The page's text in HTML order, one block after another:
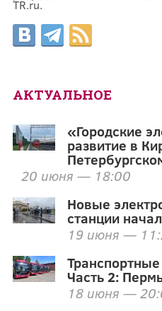
TR.ru.
АКТУАЛЬНОЕ
«Городские
развитие в
20 июня — 18:00
Новые
станции
19 июня —
Часть 2:
18 июня —